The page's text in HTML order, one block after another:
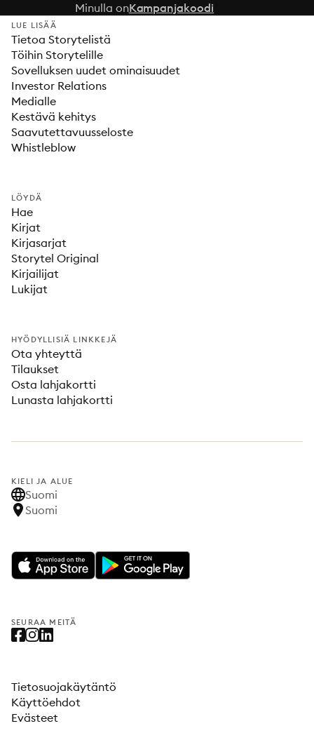
Minulla onKampanjakoodi
LUE LISÄÄ
Tietoa Storytelistä
Töihin Storytelille
Sovelluksen uudet ominaisuudet
Investor Relations
Medialle
Kestävä kehitys
Saavutettavuusseloste
Whistleblow
LÖYDÄ
Hae
Kirjat
Kirjasarjat
Storytel Original
Kirjailijat
Lukijat
HYÖDYLLISIÄ LINKKEJÄ
Ota yhteyttä
Tilaukset
Osta lahjakortti
Lunasta lahjakortti
KIELI JA ALUE
Suomi
Suomi
SEURAA MEITÄ
Tietosuojakäytäntö
Käyttöehdot
Evästeet